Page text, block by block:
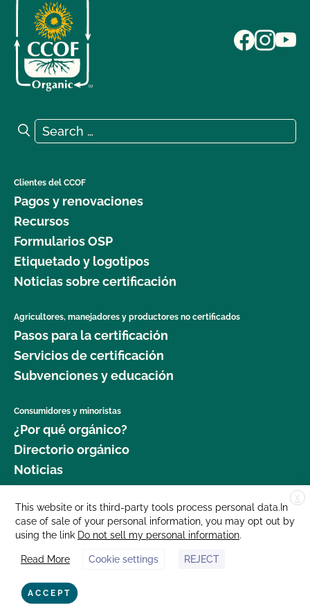
Search for:
Search
Clientes del CCOF
Pagos y renovaciones
Recursos
Formularios OSP
Etiquetado y logotipos
Noticias sobre certificación
Agricultores, manejadores y productores no certificados
Pasos para la certificación
Servicios de certificación
Subvenciones y educación
Consumidores y minoristas
¿Por qué orgánico?
Directorio orgánico
Noticias
Donar
Carreras profesionales
Sala de prensa
Contáctenos
877 Cedar Street, Suite 248, Santa Cruz, CA 95060 © 2025 CCOF.org
X
This website or its third-party tools process personal data.In
case of sale of your personal information, you may opt out by
using the link Do not sell my personal information.
Read More Cookie settings REJECT
ACCEPT